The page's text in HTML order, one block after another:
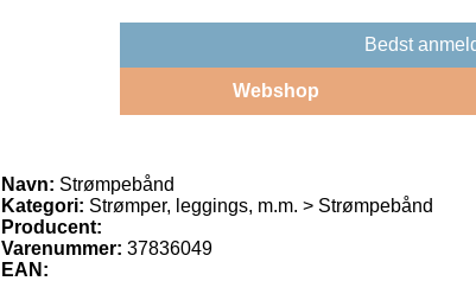
Bedst
Webshop
Navn: Strømpebånd
Kategori: Strømper, leggings, m.m. > Strømpebånd
Producent:
Varenummer: 37836049
EAN: